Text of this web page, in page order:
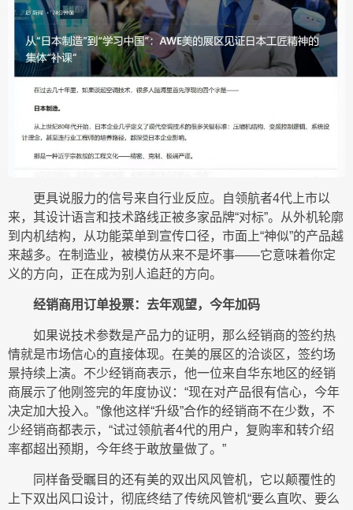
更具说服力的信号来自行业反应。自领航者4代上市以
来，其设计语言和技术路线正被多家品牌“对标”。从外机轮廓
到内机结构，从功能菜单到宣传口径，市面上“神似”的产品越
来越多。在制造业，被模仿从来不是坏事——它意味着你定
义的方向，正在成为别人追赶的方向。
经销商用订单投票：去年观望，今年加码
如果说技术参数是产品力的证明，那么经销商的签约热
情就是市场信心的直接体现。在美的展区的洽谈区，签约场
景持续上演。不少经销商表示，他一位来自华东地区的经销
商展示了他刚签完的年度协议：“现在对产品很有信心，今年
决定加大投入。”像他这样“升级”合作的经销商不在少数，不
少经销商都表示，“试过领航者4代的用户，复购率和转介绍
率都超出预期，今年终于敢放量做了。”
同样备受瞩目的还有美的双出风风管机，它以颠覆性的
上下双出风口设计，彻底终结了传统风管机“要么直吹、要么